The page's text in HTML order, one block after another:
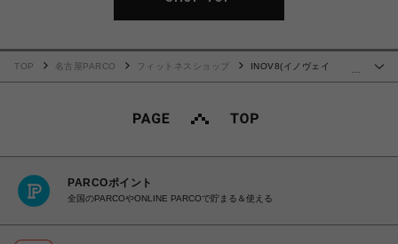
TOP 名古屋PARCO フィットネスショップ
INOV8(イノヴェイ
PARCOポイント
全国のPARCOやONLINE PARCOで貯まる＆使える